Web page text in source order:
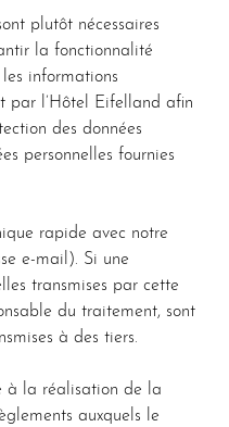
plutôt nécessaires
la fonctionnalité
informations
par l’Hôtel Eifelland afin
des données
personnelles fournies
rapide avec notre
e-mail). Si une
transmises par cette
du traitement, sont
à des tiers.
à la réalisation de la
auxquels le